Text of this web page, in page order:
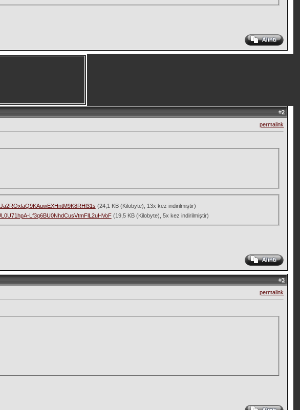
#2
permalink
(24,1 KB (Kilobyte), 13x kez indirilmiştir)
Lf3q6BU0NhdCusVtmFlL2uHVoF(19,5 KB (Kilobyte), 5x kez indirilmiştir)
#3
permalink